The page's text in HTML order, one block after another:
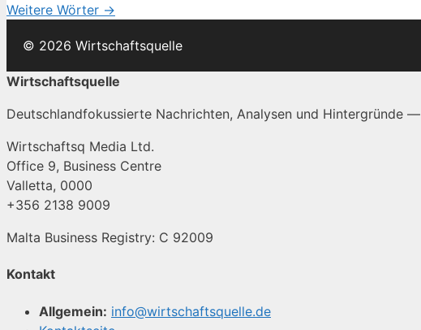
Weitere Wörter →
© 2026 Wirtschaftsquelle
Wirtschaftsquelle
Deutschlandfokussierte Nachrichten, Analysen und Hintergründe
Wirtschaftsq Media Ltd.
Office 9, Business Centre
Valletta, 0000
+356 2138 9009
Malta Business Registry: C 92009
Kontakt
Allgemein: info@wirtschaftsquelle.de